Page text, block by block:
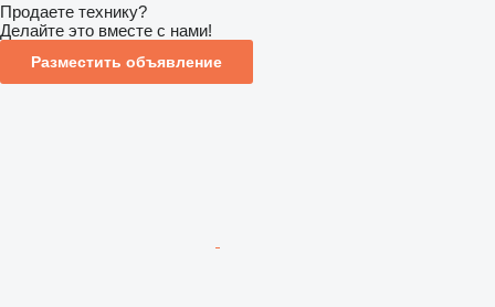
Продаете технику?
Делайте это вместе с нами!
Разместить объявление